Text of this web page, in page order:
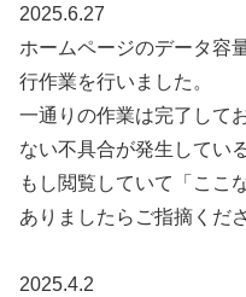
2025.6.27
ホームページのデータ容
行作業を行いました。
一通りの作業は完了して
ない不具合が発生してい
もし閲覧していて「ここ
ありましたらご指摘くだ
2025.4.2